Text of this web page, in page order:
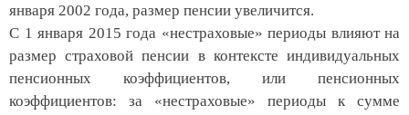
января 2002 года, размер пенсии увеличится.
С 1 января 2015 года «нестраховые» периоды влияют на
размер страховой пенсии в контексте индивидуальных
пенсионных коэффициентов, или пенсионных
коэффициентов: за «нестраховые» периоды к сумме